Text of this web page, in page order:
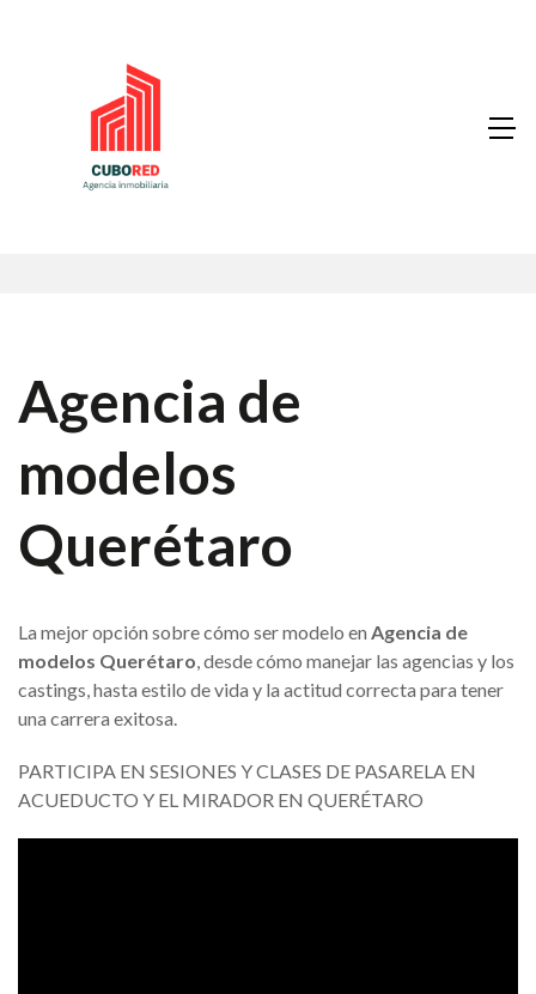
Agencia de
modelos
Querétaro
La mejor opción sobre cómo ser modelo en Agencia de
modelos Querétaro, desde cómo manejar las agencias y los
castings, hasta estilo de vida y la actitud correcta para tener
una carrera exitosa.
PARTICIPA EN SESIONES Y CLASES DE PASARELA EN
ACUEDUCTO Y EL MIRADOR EN QUERÉTARO